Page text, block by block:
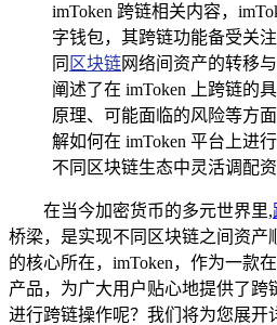
imToken 跨链相关内容，
字钱包，其跨链功能备受关
同 区块链网络间资产的转移
阐述了在 imToken 上跨链的
原理、可能面临的风险等方
解如何在 imToken 平台上进
不同区块链生态中灵活调配资
在当今加密货币的多元世界里,
桥梁，是实现不同区块链之间资产
的核心所在，imToken，作为一款
产品，为广大用户贴心地提供了跨
进行跨链操作呢？我们将为您展开